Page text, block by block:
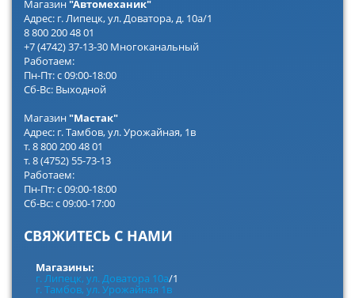
Магазин"Автомеханик"
Адрес: г. Липецк, ул. Доватора, д. 10а/1
8 800 200 48 01
+7 (4742) 37-13-30 Многоканальный
Работаем:
Пн-Пт: с 09:00-18:00
Сб-Вс: Выходной
Магазин"Мастак"
Адрес: г. Тамбов, ул. Урожайная, 1в
т. 8 800 200 48 01
т. 8 (4752) 55-73-13
Работаем:
Пн-Пт: с 09:00-18:00
Сб-Вс: с 09:00-17:00
СВЯЖИТЕСЬ С НАМИ
Магазины:
г. Липецк, ул. Доватора 10а/1
г. Тамбов, ул. Урожайная 1в